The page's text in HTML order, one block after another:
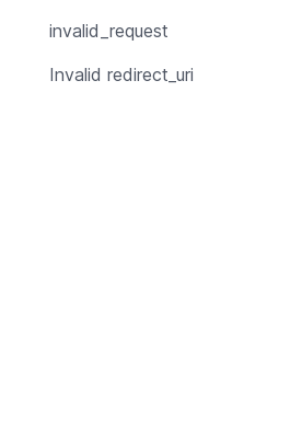
invalid_request
Invalid redirect_uri